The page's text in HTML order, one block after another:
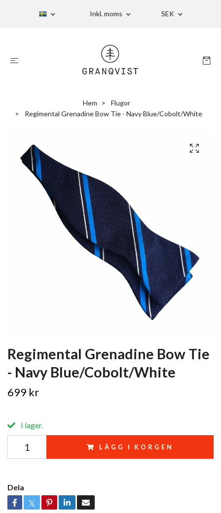
Inkl. moms SEK
Hem
Flugor
Regimental Grenadine Bow Tie - Navy Blue/Cobolt/White
Regimental Grenadine Bow Tie
- Navy Blue/Cobolt/White
699 kr
I lager.
LÄGG I KORGEN
Dela